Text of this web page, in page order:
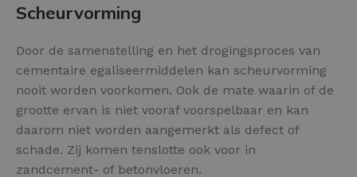
Scheurvorming
Door de samenstelling en het drogingsproces van
cementaire egaliseermiddelen kan scheurvorming
nooit worden voorkomen. Ook de mate waarin of de
grootte ervan is niet vooraf voorspelbaar en kan
daarom niet worden aangemerkt als defect of
schade. Zij komen tenslotte ook voor in
zandcement- of betonvloeren.